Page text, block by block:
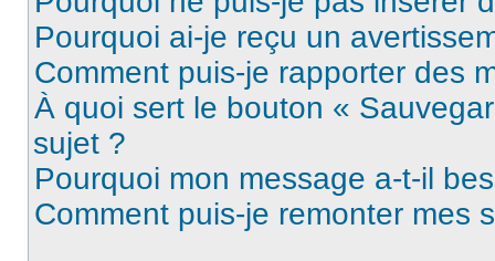
Pourquoi ai-je reçu un
Comment puis-je rapporter des
À quoi sert le bouton «
sujet ?
Pourquoi mon message a-t-il
Comment puis-je remonter mes